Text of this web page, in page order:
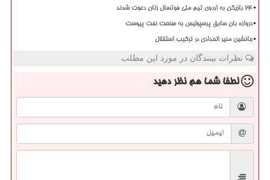
۲۴ بازیکن به اردوی تیم ملی فوتسال زنان دعوت شدند
دروازه بان سابق پرسپولیس به صنعت نفت پیوست
جانشین منیر الحدادی در ترکیب استقلال
نظرات بینندگان در مورد این مطلب
لطفا شما همنظر دهید